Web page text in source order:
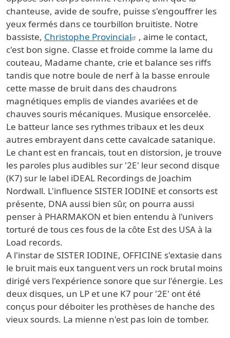
chanteuse, avide de soufre, puisse s'engouffrer les
yeux fermés dans ce tourbillon bruitiste. Notre
bassiste, Christophe Provincial , aime le contact,
c'est bon signe. Classe et froide comme la lame du
couteau, Madame chante, crie et balance ses riffs
tandis que notre boule de nerf à la basse enroule
cette masse de bruit dans des chaudrons
magnétiques emplis de viandes avariées et de
chauves souris mécaniques. Musique ensorcelée.
Le batteur lance ses rythmes tribaux et les deux
autres embrayent dans cette cavalcade satanique.
Le chant est en francais, tout en distorsion, je trouve
les paroles plus audibles sur '2E' leur second disque
(K7) sur le label iDEAL Recordings de Joachim
Nordwall. L'influence SISTER IODINE et consorts est
présente, DNA aussi bien sûr, on pourra aussi
penser à PHARMAKON et bien entendu à l'univers
torturé de tous ces fous de la côte Est des USA à la
Load records.
A l'instar de SISTER IODINE, OFFICINE s'extasie dans
le bruit mais eux tanguent vers un rock brutal moins
dirigé vers l'expérience sonore que sur l'énergie. Les
deux disques, un LP et une K7 pour '2E' ont été
conçus pour déboiter les prothèses de hanche des
vieux sourds. La mienne n'est pas loin de tomber.